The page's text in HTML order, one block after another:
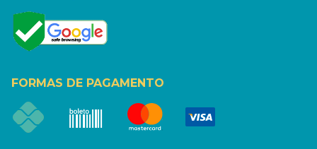
FORMAS DE PAGAMENTO